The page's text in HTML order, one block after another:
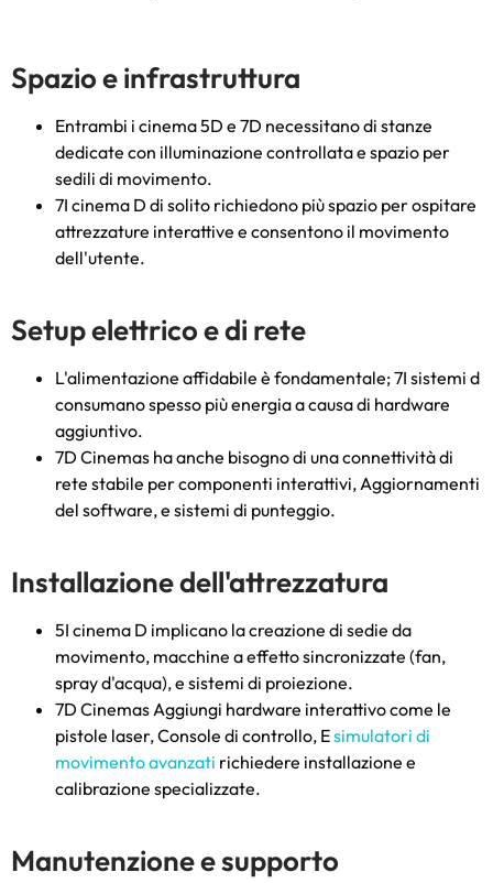
Spazio e infrastruttura
Entrambi i cinema 5D e 7D necessitano di stanze
dedicate con illuminazione controllata e spazio per
sedili di movimento.
7I cinema D di solito richiedono più spazio per ospitare
attrezzature interattive e consentono il movimento
dell'utente.
Setup elettrico e di rete
L'alimentazione affidabile è fondamentale; 7I sistemi d
consumano spesso più energia a causa di hardware
aggiuntivo.
7D Cinemas ha anche bisogno di una connettività di
rete stabile per componenti interattivi, Aggiornamenti
del software, e sistemi di punteggio.
Installazione dell'attrezzatura
5I cinema D implicano la creazione di sedie da
movimento, macchine a effetto sincronizzate (fan,
spray d'acqua), e sistemi di proiezione.
7D Cinemas Aggiungi hardware interattivo come le
pistole laser, Console di controllo, Esimulatori di
movimento avanzati richiedere installazione e
calibrazione specializzate.
Manutenzione e supporto